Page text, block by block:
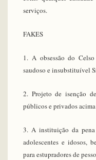
serviços.
FAKES
1. A obsessão do
saudoso e insubstituível
2. Projeto de isenção
públicos e privados
3. A instituição da pena
adolescentes e idosos,
para estupradores de